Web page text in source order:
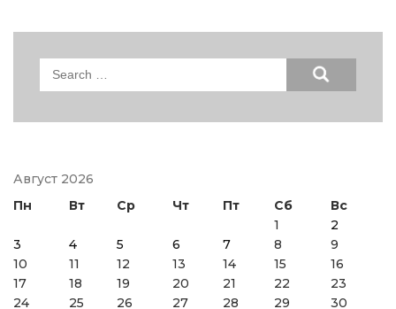
Search
Август 2026
Пн
Вт Ср Чт Пт Сб
Вс
1
2
3
4 5 6 7 8
9
10
11 12 13 14 15
16
17
18 19 20 21 22
23
24
25 26 27 28 29 30